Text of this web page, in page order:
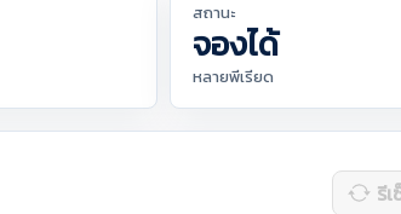
สถานะ
จองได้
หลายพีเรียด
รี